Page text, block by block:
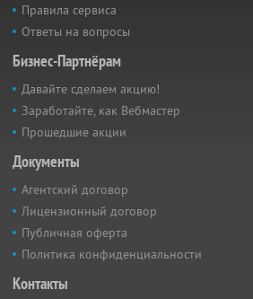
Правила сервиса
Ответы на вопросы
Бизнес-Партнёрам
Давайте сделаем акцию!
Заработайте, как Вебмастер
Прошедшие акции
Документы
Агентский договор
Лицензионный договор
Публичная оферта
Политика конфиденциальности
Контакты